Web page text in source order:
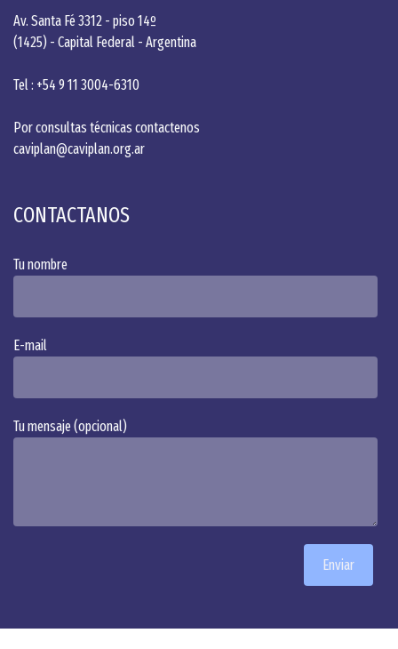
Av. Santa Fé 3312 - piso 14º
(1425) - Capital Federal - Argentina
Tel : +54 9 11 3004-6310
Por consultas técnicas contactenos
caviplan@caviplan.org.ar
CONTACTANOS
Tu nombre
E-mail
Tu mensaje (opcional)
Alternative: